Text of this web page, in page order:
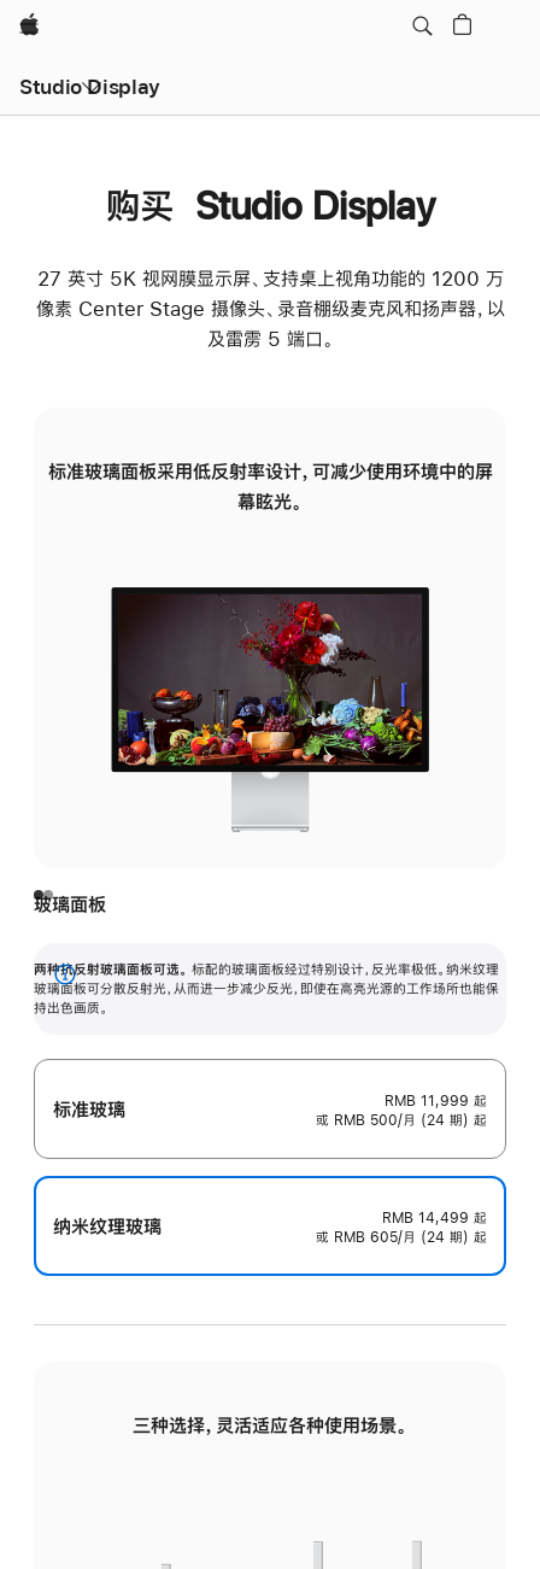
Apple
Studio Display
购买 Studio Display
27 英寸 5K 视网膜显示屏、支持桌上视角功能的 1200 万
像素 Center Stage 摄像头、录音棚级麦克风和扬声器，以
及雷雳 5 端口。
标准玻璃面板采用低反射率设计，可减少使用环境中的屏
幕眩光。
玻璃面板
两种抗反射玻璃面板可选。 标配的玻璃面板经过特别设计，反光率极低。纳米纹理
玻璃面板可分散反射光，从而进一步减少反光，即使在高亮光源的工作场所也能保
持出色画质。
展
开
标准玻璃 RMB 11,999 起
或 RMB 500/月 (24 期) 起
纳米纹理玻璃 RMB 14,499 起
或 RMB 605/月 (24 期) 起
三种选择，灵活适应各种使用场景。